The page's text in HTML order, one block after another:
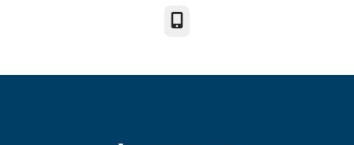
Téléphone